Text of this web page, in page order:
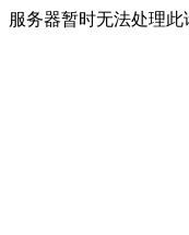
服务器暂时无法处理此